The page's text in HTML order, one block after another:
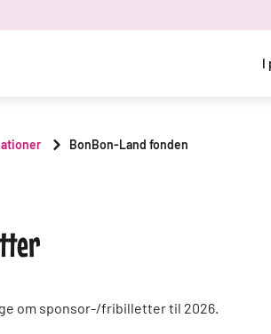
I
BonBon-Land fonden
om sponsor-/fribilletter til 2026.